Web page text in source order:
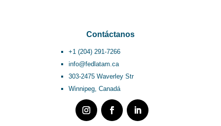
Contáctanos
+1 (204) 291-7266
info@fedlatam.ca
303-2475 Waverley Str
Winnipeg, Canadá